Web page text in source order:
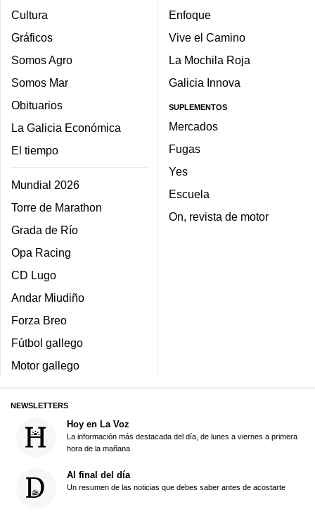
Cultura
Gráficos
Somos Agro
Somos Mar
Obituarios
La Galicia Económica
El tiempo
Mundial 2026
Torre de Marathon
Grada de Río
Opa Racing
CD Lugo
Andar Miudiño
Forza Breo
Fútbol gallego
Motor gallego
Enfoque
Vive el Camino
La Mochila Roja
Galicia Innova
SUPLEMENTOS
Mercados
Fugas
Yes
Escuela
On, revista de motor
NEWSLETTERS
Hoy en La Voz
La información más destacada del día, de lunes a viernes a primera
hora de la mañana
Al final del día
Un resumen de las noticias que debes saber antes de acostarte